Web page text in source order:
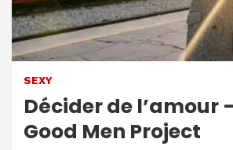
SEXY
Décider de l’amour
Good Men Project